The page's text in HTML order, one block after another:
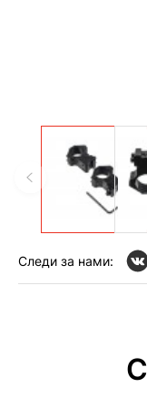
Следи за нами: